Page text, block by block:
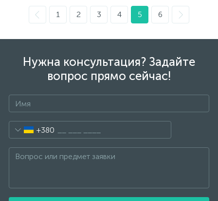
1 2 3 4 5 6
Нужна консультация? Задайте
вопрос прямо сейчас!
+380